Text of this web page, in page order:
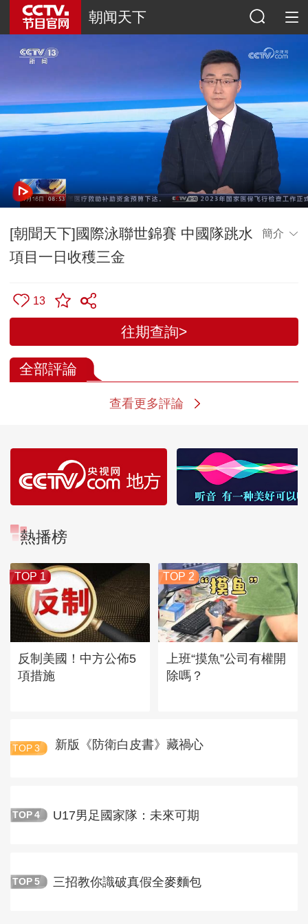
朝闻天下
[朝聞天下]國際泳聯世錦賽 中國隊跳水
項目一日收穫三金
簡介
13
往期查詢>
全部評論
查看更多評論
熱播榜
TOP 1
反制美國！中方公佈5
項措施
TOP 2
上班“摸魚”公司有權開
除嗎？
TOP 3 新版《防衛白皮書》藏禍心
TOP 4 U17男足國家隊：未來可期
TOP 5 三招教你識破真假全麥麵包